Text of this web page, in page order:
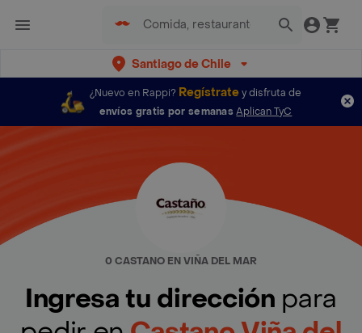
Santiago de Chile
¿Nuevo en Rappi? Regístratey disfruta de
envíos gratis por semanas Aplican TyC
0 CASTANO EN VIÑA DEL MAR
Ingresa tu dirección para